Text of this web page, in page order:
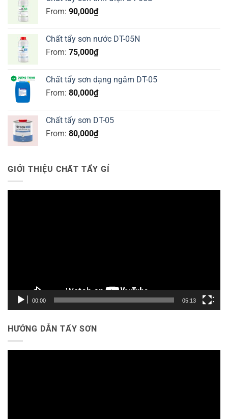
From: 90,000₫
Chất tẩy sơn nước DT-05N
From: 75,000₫
Chất tẩy sơn dạng ngâm DT-05
From: 80,000₫
Chất tẩy sơn DT-05
From: 80,000₫
GIỚI THIỆU CHẤT TẨY GỈ
00:00 05:13
HƯỚNG DẪN TẨY SƠN